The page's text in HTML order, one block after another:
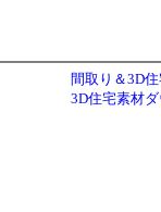
間取り＆3D
3D住宅素材